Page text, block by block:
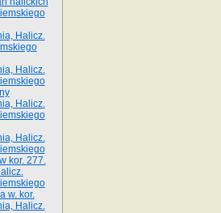
Halicz.
Halicz.
Halicz.
Halicz.
kor. 277.
w. kor.
Halicz.